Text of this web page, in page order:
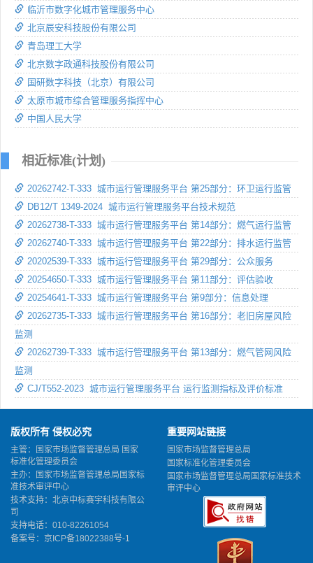
临沂市数字化城市管理服务中心
北京辰安科技股份有限公司
青岛理工大学
北京数字政通科技股份有限公司
国研数字科技（北京）有限公司
太原市城市综合管理服务指挥中心
中国人民大学
相近标准(计划)
20262742-T-333 城市运行管理服务平台 第25部分：环卫运行监管
DB12/T 1349-2024 城市运行管理服务平台技术规范
20262738-T-333 城市运行管理服务平台 第14部分：燃气运行监管
20262740-T-333 城市运行管理服务平台 第22部分：排水运行监管
20202539-T-333 城市运行管理服务平台 第29部分：公众服务
20254650-T-333 城市运行管理服务平台 第11部分：评估验收
20254641-T-333 城市运行管理服务平台 第9部分：信息处理
20262735-T-333 城市运行管理服务平台 第16部分：老旧房屋风险
监测
20262739-T-333 城市运行管理服务平台 第13部分：燃气管网风险
监测
CJ/T552-2023 城市运行管理服务平台 运行监测指标及评价标准
版权所有 侵权必究
主管：国家市场监督管理总局 国家
标准化管理委员会
主办：国家市场监督管理总局国家标
准技术审评中心
技术支持：北京中标赛宇科技有限公
司
支持电话：010-82261054
备案号： 京ICP备18022388号-1
重要网站链接
国家市场监督管理总局
国家标准化管理委员会
国家市场监督管理总局国家标准技术
审评中心